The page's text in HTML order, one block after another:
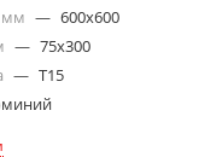
мм — 600x600
— 75x300
— T15